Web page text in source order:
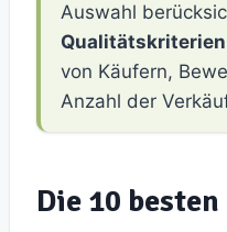
Auswahl
Qualitätskriterien
von Käufern,
Anzahl der
Die 10